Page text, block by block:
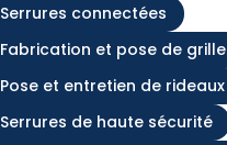
Serrures connectées
Fabrication et pose de grille
Pose et entretien de rideaux
Serrures de haute sécurité